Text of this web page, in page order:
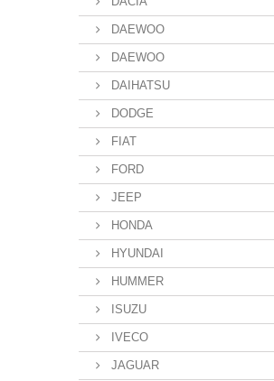
DAEWOO
DAEWOO
DAIHATSU
DODGE
FIAT
FORD
JEEP
HONDA
HYUNDAI
HUMMER
ISUZU
IVECO
JAGUAR